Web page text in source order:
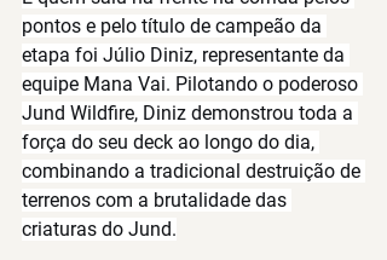
pontos e pelo título de campeão da
etapa foi Júlio Diniz, representante da
equipe Mana Vai. Pilotando o poderoso
Jund Wildfire, Diniz demonstrou toda a
força do seu deck ao longo do dia,
combinando a tradicional destruição de
terrenos com a brutalidade das
criaturas do Jund.